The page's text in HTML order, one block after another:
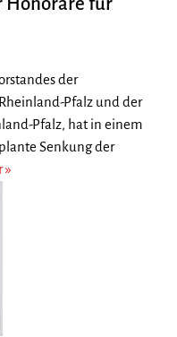
der
Pfalz und der
Pfalz, hat in einem
Senkung der